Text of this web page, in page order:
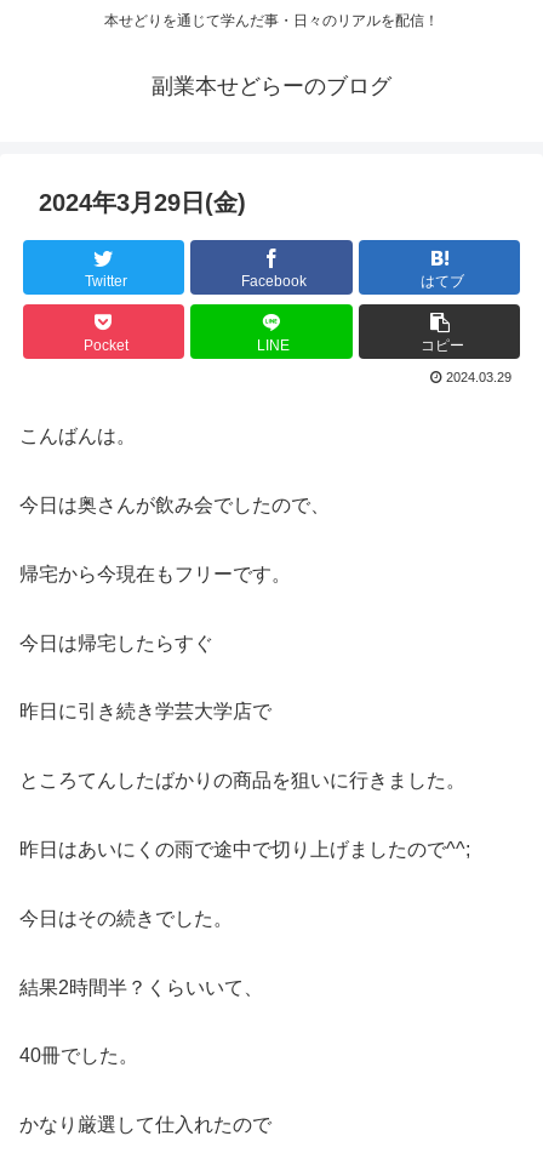
本せどりを通じて学んだ事・日々のリアルを配信！
副業本せどらーのブログ
2024年3月29日(金)
Twitter Facebook はてブ
Pocket LINE コピー
2024.03.29
こんばんは。
今日は奥さんが飲み会でしたので、
帰宅から今現在もフリーです。
今日は帰宅したらすぐ
昨日に引き続き学芸大学店で
ところてんしたばかりの商品を狙いに行きました。
昨日はあいにくの雨で途中で切り上げましたので^^;
今日はその続きでした。
結果2時間半？くらいいて、
40冊でした。
かなり厳選して仕入れたので